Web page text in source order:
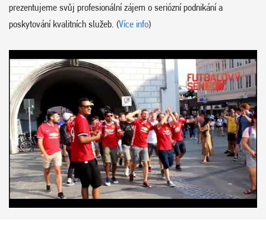
prezentujeme svůj profesionální zájem o seriózní podnikání a
poskytování kvalitních služeb. (Více info)